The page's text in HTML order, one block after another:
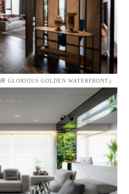
GLORIOUS GOLDEN WATERFRONT」